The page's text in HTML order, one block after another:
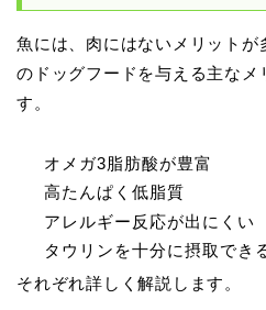
魚には、肉にはないメリット
のドッグフードを与える主なメ
す。
オメガ3脂肪酸が豊富
高たんぱく低脂質
アレルギー反応が出にくい
タウリンを十分に摂取でき
それぞれ詳しく解説します。